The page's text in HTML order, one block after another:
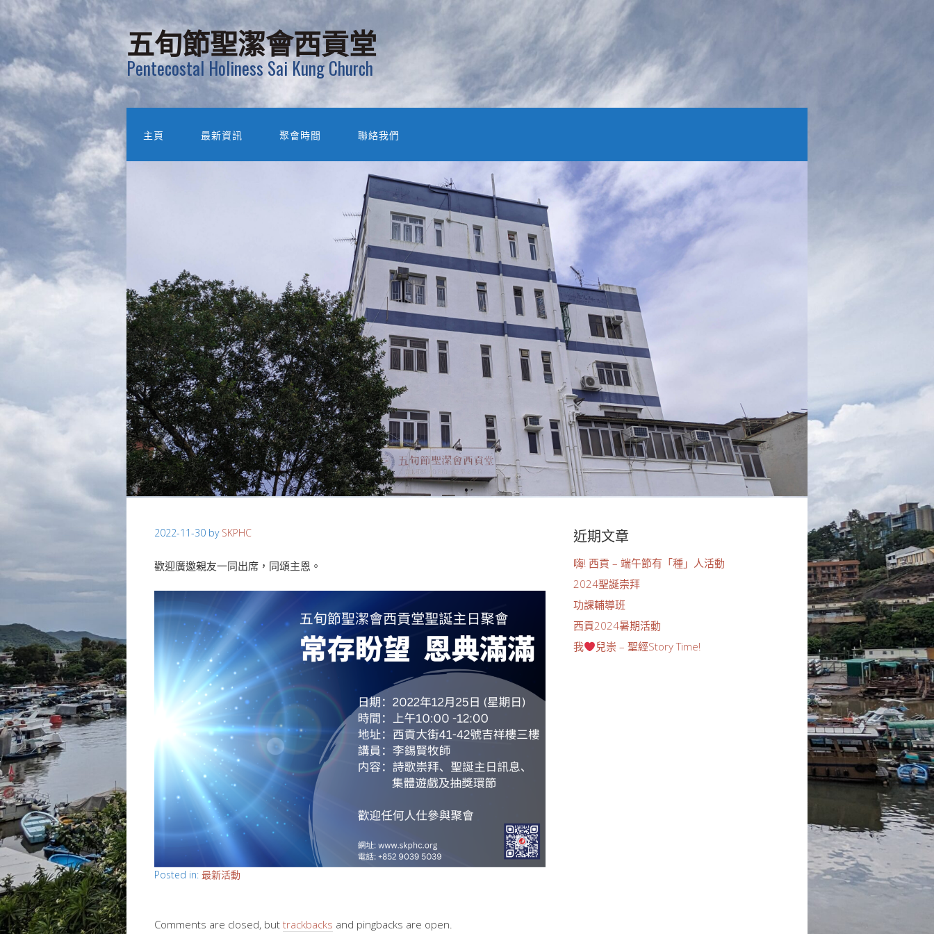
五旬節聖潔會西貢堂
Pentecostal Holiness Sai Kung Church
主頁 最新資訊 聚會時間 聯絡我們
2022-11-30 by SKPHC
歡迎廣邀親友一同出席，同頌主恩。
Posted in: 最新活動
Comments are closed, but trackbacks and pingbacks are open.
近期文章
嗨! 西貢 – 端午節有「種」人活動
2024聖誕崇拜
功課輔導班
西貢2024暑期活動
我
兒崇 – 聖經Story Time!